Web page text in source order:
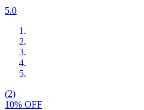
5.0
(2)
10% OFF